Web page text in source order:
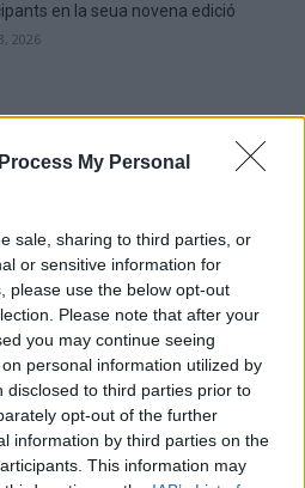
My Personal
sale, sharing to third parties, or
or sensitive information for
please use the below opt-out
Please note that after your
you may continue seeing
personal information utilized by
disclosed to third parties prior to
opt-out of the further
information by third parties on the
This information may
en la seua novena edició
2026
Race, segona prova de la
2026